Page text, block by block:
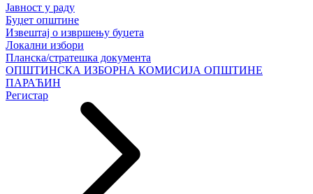
Јавност у раду
Буџет општине
Извештај о извршењу буџета
Локални избори
Планска/стратешка документа
ОПШТИНСКА ИЗБОРНА КОМИСИЈА ОПШТИНЕ
ПАРАЋИН
Регистар